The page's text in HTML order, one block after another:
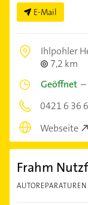
E-Mail
Ihlpohler
7,2 km
Geöffnet –
0421 6 36
Webseite
Frahm
AUTOREPARATUREN